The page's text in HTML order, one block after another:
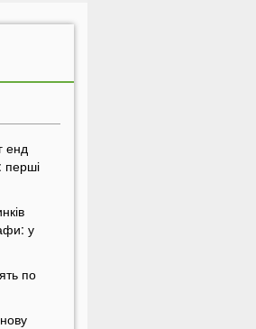
енд
у
по